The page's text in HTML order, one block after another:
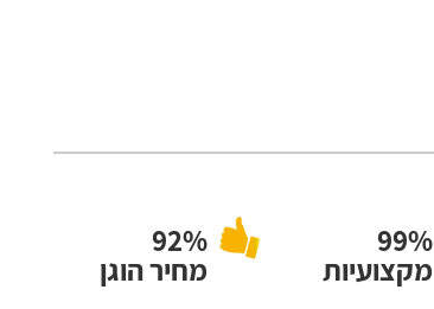
99%
מקצועיות
92%
מחיר הוגן